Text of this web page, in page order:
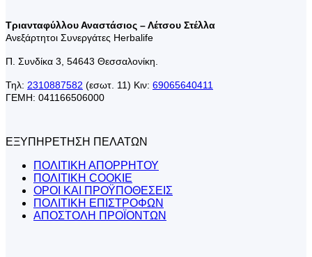
Τριανταφύλλου Αναστάσιος – Λέτσου Στέλλα
Ανεξάρτητοι Συνεργάτες Herbalife
Π. Συνδίκα 3, 54643 Θεσσαλονίκη.
Τηλ: 2310887582 (εσωτ. 11) Κιν: 69065640411
ΓΕΜΗ: 041166506000
ΕΞΥΠΗΡΕΤΗΣΗ ΠΕΛΑΤΩΝ
ΠΟΛΙΤΙΚΗ ΑΠΟΡΡΗΤΟΥ
ΠΟΛΙΤΙΚΗ COOKIE
ΟΡΟΙ ΚΑΙ ΠΡΟΫΠΟΘΕΣΕΙΣ
ΠΟΛΙΤΙΚΗ ΕΠΙΣΤΡΟΦΩΝ
ΑΠΟΣΤΟΛΗ ΠΡΟΪΟΝΤΩΝ